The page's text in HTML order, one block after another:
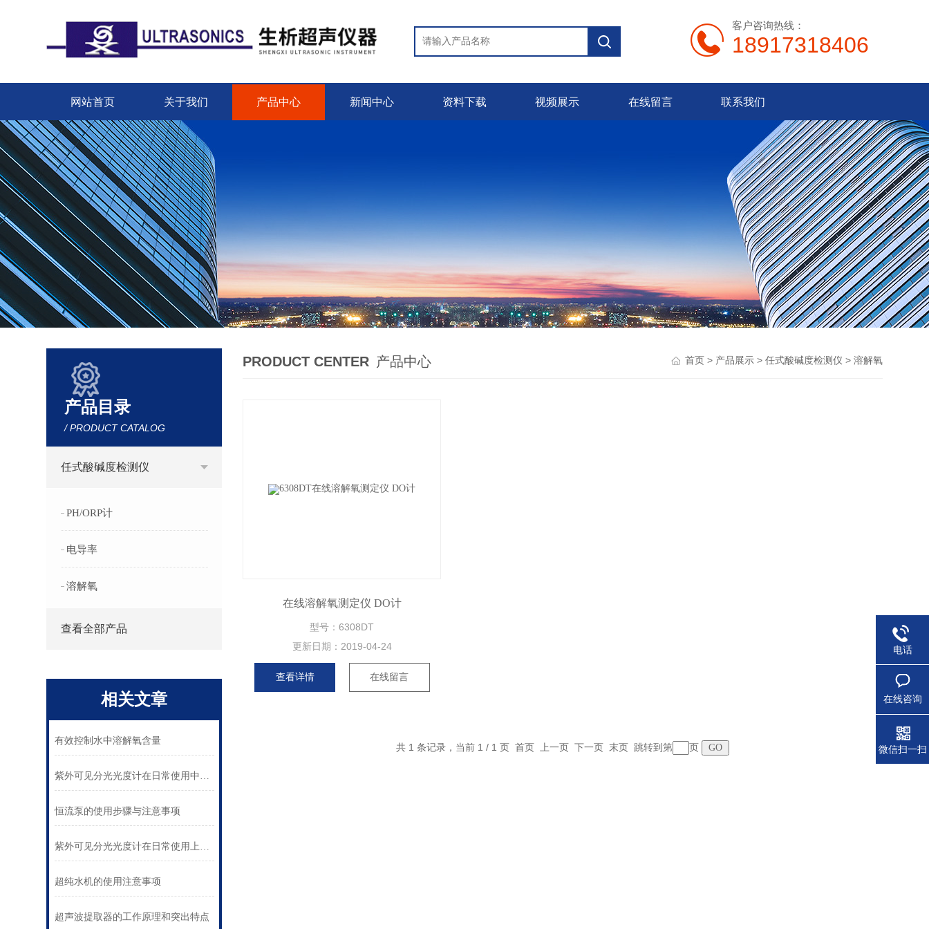
客户咨询热线：
18917318406
网站首页 关于我们 产品中心 新闻中心 资料下载 视频展示 在线留言 联系我们
产品目录
/ PRODUCT CATALOG
任式酸碱度检测仪
PH/ORP计
电导率
溶解氧
查看全部产品
相关文章
有效控制水中溶解氧含量
紫外可见分光光度计在日常使用中需要注意哪些事项？
恒流泵的使用步骤与注意事项
紫外可见分光光度计在日常使用上都有哪些特殊用途？
超纯水机的使用注意事项
超声波提取器的工作原理和突出特点
PRODUCT CENTER 产品中心 首页> 产品展示> 任式酸碱度检测仪 > 溶解氧
在线溶解氧测定仪 DO计
型号：6308DT
更新日期： 2019-04-24
查看详情 在线留言
共 1 条记录，当前 1 / 1 页 首页 上一页 下一页 末页 跳转到第 页
电话
在线咨询
微信扫一扫